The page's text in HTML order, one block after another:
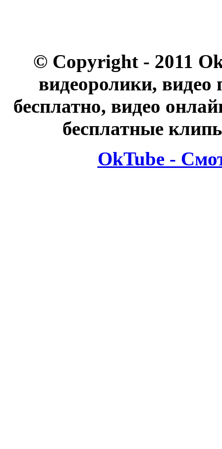
© Copyright - 2011
видеоролики, видео
бесплатно, видео
бесплатные
OkTube -